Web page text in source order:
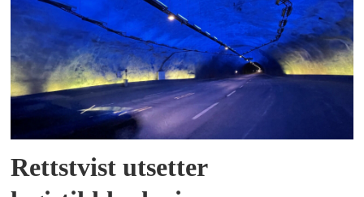
Rettstvist utsetter